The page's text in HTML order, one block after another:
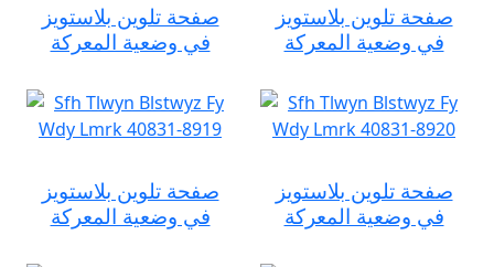
صفحة تلوين بلاستويز
في وضعية المعركة
صفحة تلوين بلاستويز
في وضعية المعركة
صفحة تلوين بلاستويز
في وضعية المعركة
صفحة تلوين بلاستويز
في وضعية المعركة